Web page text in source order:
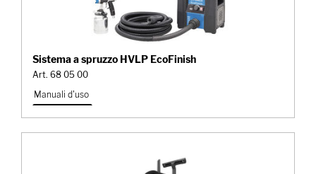
Sistema a spruzzo HVLP EcoFinish
Art. 68 05 00
Manuali d'uso